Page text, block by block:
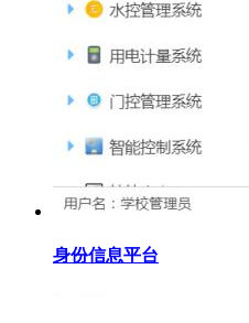
身份信息平台